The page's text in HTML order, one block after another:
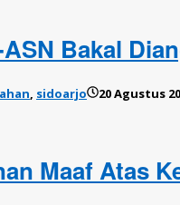
Bakal
, sidoarjo 20 Agustus
Maaf Atas